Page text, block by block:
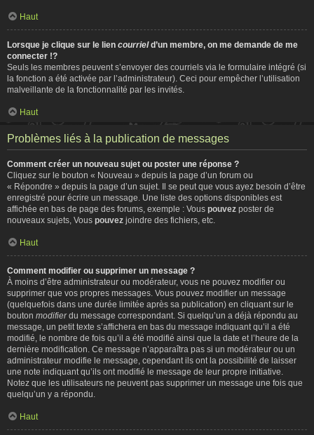
Haut
Lorsque je clique sur le lien courrield’un membre, on me demande de me
connecter !?
Seuls les membres peuvent s’envoyer des courriels via le formulaire intégré (si
la fonction a été activée par l’administrateur). Ceci pour empêcher l’utilisation
malveillante de la fonctionnalité par les invités.
Haut
Problèmes liés à la publication de messages
Comment créer un nouveau sujet ou poster une réponse ?
Cliquez sur le bouton « Nouveau » depuis la page d’un forum ou
« Répondre » depuis la page d’un sujet. Il se peut que vous ayez besoin d’être
enregistré pour écrire un message. Une liste des options disponibles est
affichée en bas de page des forums, exemple : Vous pouvez poster de
nouveaux sujets, Vous pouvez joindre des fichiers, etc.
Haut
Comment modifier ou supprimer un message ?
À moins d’être administrateur ou modérateur, vous ne pouvez modifier ou
supprimer que vos propres messages. Vous pouvez modifier un message
(quelquefois dans une durée limitée après sa publication) en cliquant sur le
bouton modifierdu message correspondant. Si quelqu’un a déjà répondu au
message, un petit texte s’affichera en bas du message indiquant qu’il a été
modifié, le nombre de fois qu’il a été modifié ainsi que la date et l’heure de la
dernière modification. Ce message n’apparaîtra pas si un modérateur ou un
administrateur modifie le message, cependant ils ont la possibilité de laisser
une note indiquant qu’ils ont modifié le message de leur propre initiative.
Notez que les utilisateurs ne peuvent pas supprimer un message une fois que
quelqu’un y a répondu.
Haut